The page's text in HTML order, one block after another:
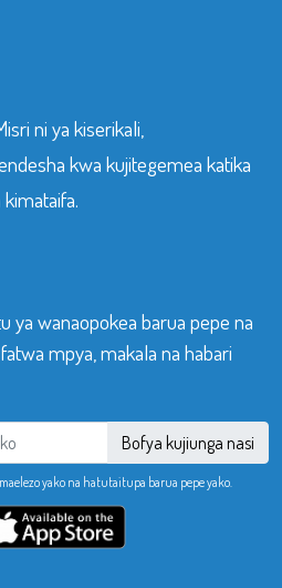
ni ya kiserikali,
kwa kujitegemea katika
ya wanaopokea barua pepe na
mpya, makala na habari
Bofya kujiunga nasi
yako na hatutaitupa barua pepe yako.